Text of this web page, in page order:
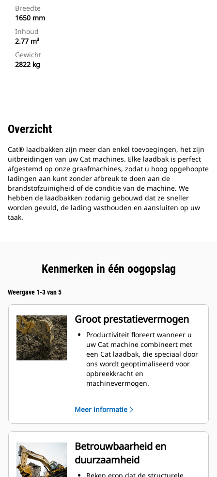
Breedte
1650 mm
Inhoud
2.77 m³
Gewicht
2822 kg
Overzicht
Cat® laadbakken zijn meer dan enkel toevoegingen, het zijn
uitbreidingen van uw Cat machines. Elke laadbak is perfect
afgestemd op onze graafmachines, zodat u hoog opgehoopte
ladingen aan kunt zonder afbreuk te doen aan de
brandstofzuinigheid of de conditie van de machine. We
hebben de laadbakken zodanig gebouwd dat ze sneller
worden gevuld, de lading vasthouden en aansluiten op uw
taak.
Kenmerken in één oogopslag
Weergave 1-3 van 5
Groot prestatievermogen
Productiviteit floreert wanneer u
uw Cat machine combineert met
een Cat laadbak, die speciaal door
ons wordt geoptimaliseerd voor
opbreekkracht en
machinevermogen.
materiaalstroom in de laadbak. De
extra ruimte voor de hiel zorgt
ervoor dat de bodem van de
laadbak niet blijft slepen,
waardoor de onderhoudskosten
worden verminderd.
Het brandstofverbruik is het
Meer informatie
Betrouwbaarheid en
duurzaamheid